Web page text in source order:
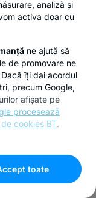
analiză și
activa doar cu
ne ajută să
de promovare ne
îți dai acordul
precum Google,
afișate pe
procesează
cookies BT.
toate